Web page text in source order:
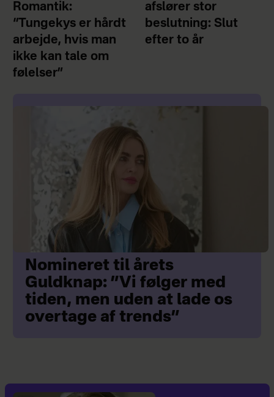
Romantik:
“Tungekys er hårdt
arbejde, hvis man
ikke kan tale om
følelser”
afslører stor
beslutning: Slut
efter to år
Nomineret til årets
Guldknap: ”Vi følger med
tiden, men uden at lade os
overtage af trends”